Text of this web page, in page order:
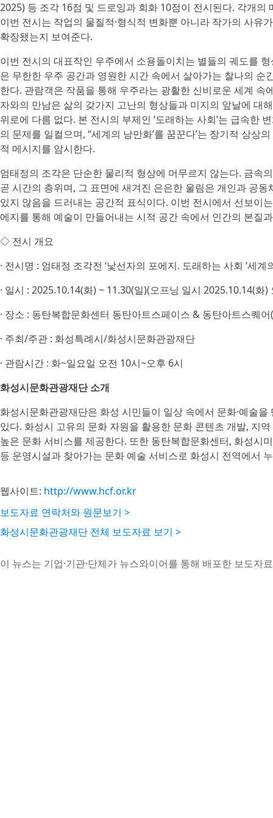
2025) 등 조각 16점 및 드로잉과 회화 10점이 전시된다. 각개
이번 전시는 작업의 물질적·형식적 변화뿐 아니라 작가의 사유
확장됐는지 보여준다.
이번 전시의 대표작인 우주에서 소용돌이치는 별들의 궤도를
은 무한한 우주 공간과 영원한 시간 속에서 살아가는 찰나의
한다. 관람객은 작품을 통해 우주라는 광활한 신비로운 세계
자와의 만남은 삶의 갖가지 고난의 형상들과 미지의 앞날에 대
위로에 다름 없다. 본 전시의 부제인 ‘도래하는 사회’는 급속한
의 문제를 일컬으며, ‘‘세계의 낭만화’를 꿈꾼다’는 장기적 상
적 메시지를 암시한다.
엄태정의 조각은 단순한 물리적 형상에 머무르지 않는다. 금속
곧 시간의 층위며, 그 표면에 새겨진 은은한 울림은 개인과 공
있지 않음을 드러내는 공간적 표식이다. 이번 전시에서 선보이
에지를 통해 예술이 만들어내는 시적 공간 속에서 인간의 본질
◇ 전시 개요
· 전시명 : 엄태정 조각전 ‘낯선자의 포에지. 도래하는 사회 ‘세계
· 일시 : 2025.10.14(화) ~ 11.30(일)(오프닝 일시 2025.10.14(화)
· 장소 : 동탄복합문화센터 동탄아트스페이스 & 동탄아트스퀘
· 주최/주관 : 화성특례시/화성시문화관광재단
· 관람시간 : 화~일요일 오전 10시~오후 6시
화성시문화관광재단 소개
화성시문화관광재단은 화성 시민들이 일상 속에서 문화·예술
있다. 화성시 고유의 문화 자원을 활용한 문화 콘텐츠 개발, 지
높은 문화 서비스를 제공한다. 또한 동탄복합문화센터, 화성시
등 운영시설과 찾아가는 문화 예술 서비스로 화성시 전역에서
웹사이트: http://www.hcf.or.kr
보도자료 연락처와 원문보기 >
화성시문화관광재단 전체 보도자료 보기 >
이 뉴스는 기업·기관·단체가 뉴스와이어를 통해 배포한 보도자